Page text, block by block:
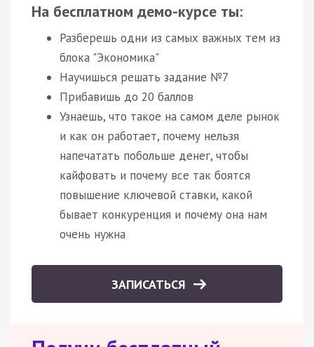
На бесплатном демо-курсе ты:
Разберешь одни из самых важных тем из
блока "Экономика"
Научишься решать задание №7
Прибавишь до 20 баллов
Узнаешь, что такое на самом деле рынок
и как он работает, почему нельзя
напечатать побольше денег, чтобы
кайфовать и почему все так боятся
повышение ключевой ставки, какой
бывает конкуренция и почему она нам
очень нужна
ЗАПИСАТЬСЯ